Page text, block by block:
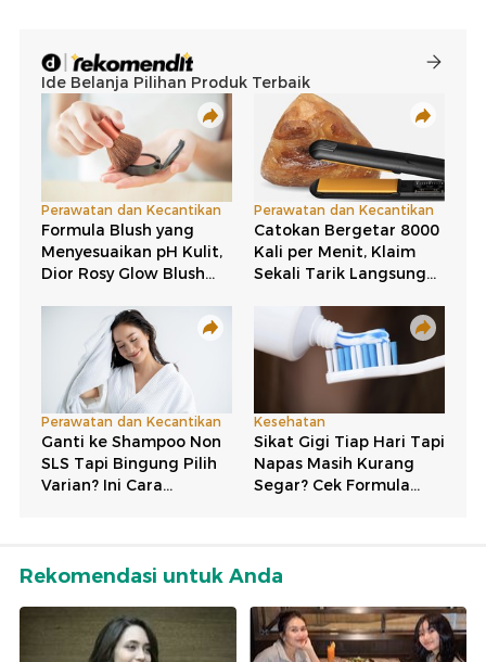
Rekomendasi untuk Anda